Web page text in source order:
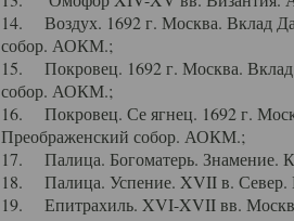
14. Воздух. 1692 г. Москва. Вклад
собор. АОКМ.;
15. Покровец. 1692 г. Москва.
собор. АОКМ.;
16. Покровец. Се ягнец. 1692 г.
Преображенский собор. АОКМ.;
17. Палица. Богоматерь.
18. Палица. Успение. XVII в. Север.
19. Епитрахиль. XVI-XVII вв.